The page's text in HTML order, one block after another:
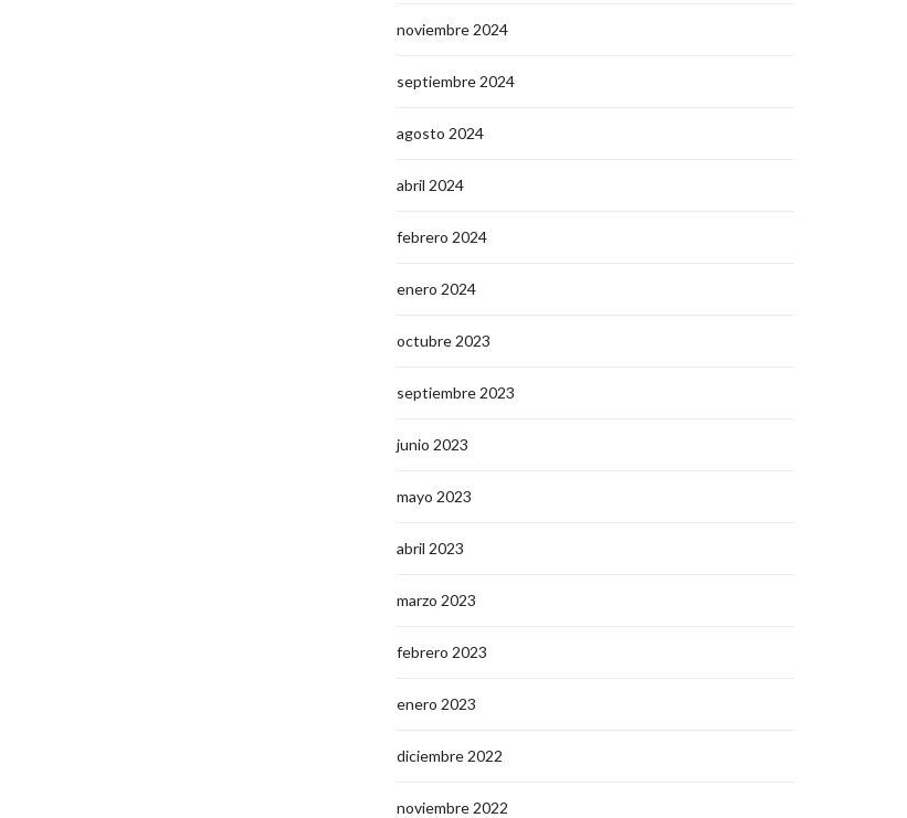
noviembre 2024
septiembre 2024
agosto 2024
abril 2024
febrero 2024
enero 2024
octubre 2023
septiembre 2023
junio 2023
mayo 2023
abril 2023
marzo 2023
febrero 2023
enero 2023
diciembre 2022
noviembre 2022